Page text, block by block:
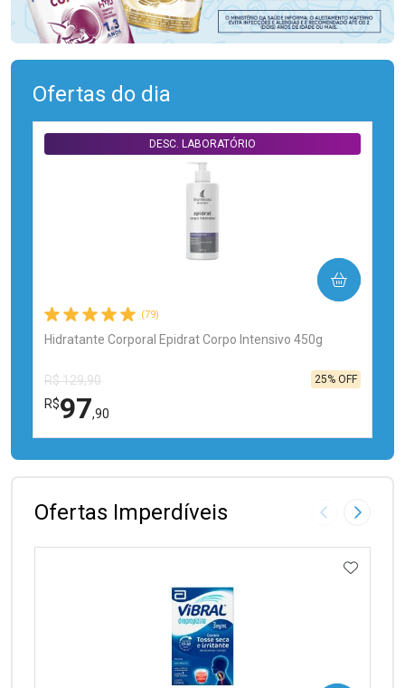
Ofertas do dia
(79)
Hidratante Corporal Epidrat Corpo Intensivo 450g
DESC. LABORATÓRIO
R$ 129,90
R$97,90
25% OFF
COMPRAR
FECHAR
FECHAR
Ofertas Imperdíveis Imagem